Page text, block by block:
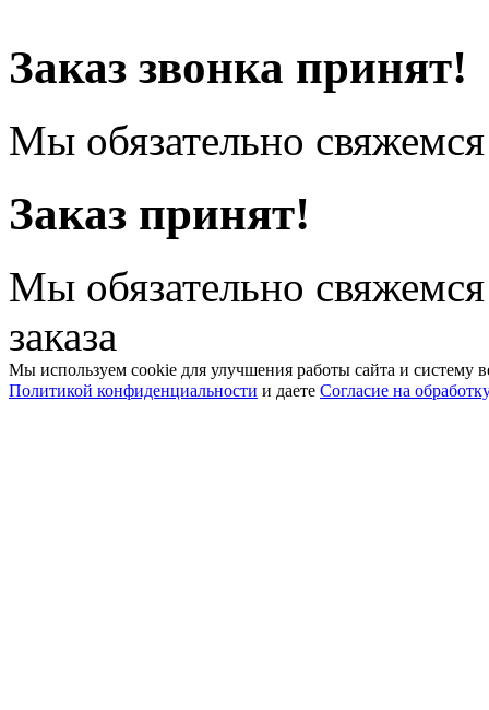
Заказ звонка принят!
Мы обязательно
Заказ принят!
Мы обязательно
заказа
Мы используем cookie для улучшения работы сайта и систему
Политикой конфиденциальности и даете Согласие на